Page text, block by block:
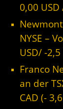
0,00
NYSE –
USD/ -2,5
Franco
an der
CAD (-